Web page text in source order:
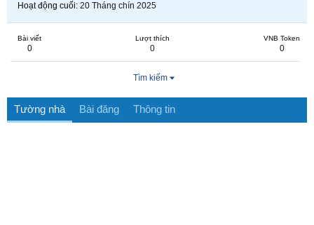
Hoạt động cuối 20 Tháng chín 2025
Bài viết
0
Lượt thích
0
VNB Token
0
Tìm kiếm
Tường nhà Bài đăng Thông tin